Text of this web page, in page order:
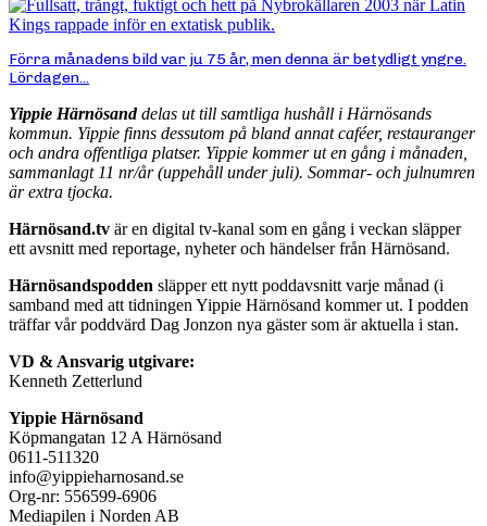
Förra månadens bild var ju 75 år, men denna är betydligt yngre.
Lördagen...
Yippie Härnösanddelas ut till samtliga hushåll i Härnösands
kommun. Yippie finns dessutom på bland annat caféer, restauranger
och andra offentliga platser. Yippie kommer ut en gång i månaden,
sammanlagt 11 nr/år (uppehåll under juli). Sommar- och julnumren
är extra tjocka.
Härnösand.tv är en digital tv-kanal som en gång i veckan släpper
ett avsnitt med reportage, nyheter och händelser från Härnösand.
Härnösandspodden släpper ett nytt poddavsnitt varje månad (i
samband med att tidningen Yippie Härnösand kommer ut. I podden
träffar vår poddvärd Dag Jonzon nya gäster som är aktuella i stan.
VD & Ansvarig utgivare:
Kenneth Zetterlund
Yippie Härnösand
Köpmangatan 12 A Härnösand
0611-511320
info@yippieharnosand.se
Org-nr: 556599-6906
Mediapilen i Norden AB